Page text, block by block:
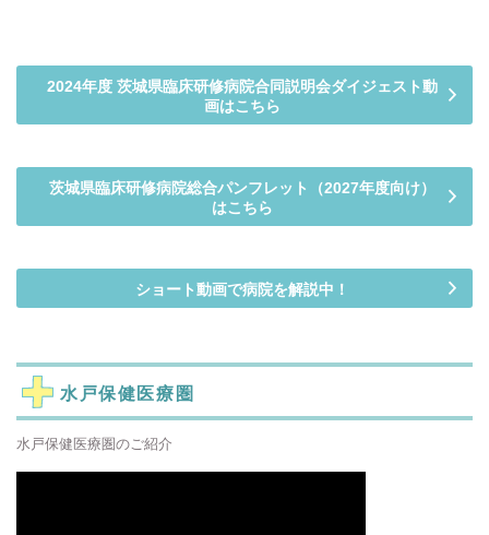
2024年度 茨城県臨床研修病院合同説明会ダイジェスト動
画はこちら
茨城県臨床研修病院総合パンフレット（2027年度向け）
はこちら
ショート動画で病院を解説中！
水戸保健医療圏
水戸保健医療圏のご紹介